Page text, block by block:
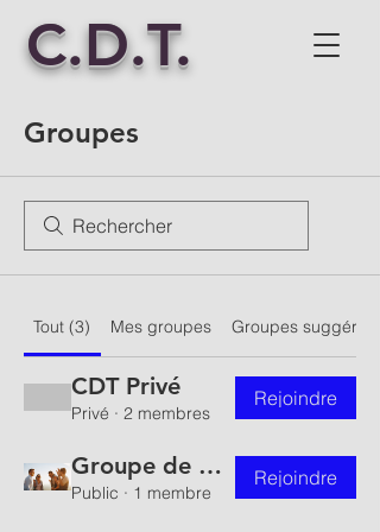
C.D.T.
Groupes
Tout (3) Mes groupes Groupes suggérés
CDT Privé
Privé · 2 membres
Rejoindre
Groupe de My Site
Public · 1 membre
Rejoindre